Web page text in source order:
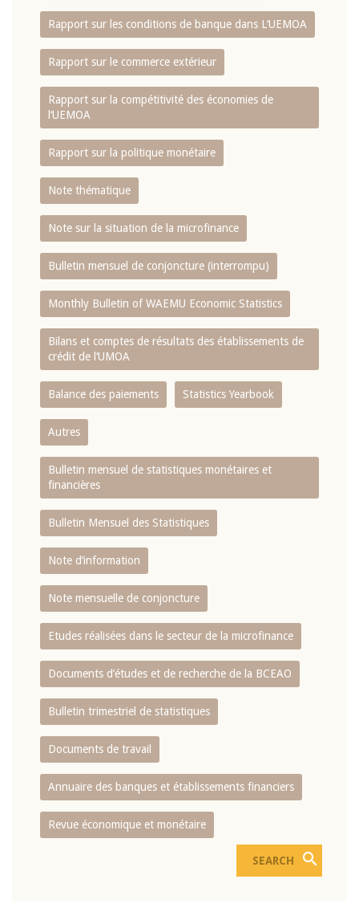
Rapport sur les conditions de banque dans L‘UEMOA
Rapport sur le commerce extérieur
Rapport sur la compétitivité des économies de
l‘UEMOA
Rapport sur la politique monétaire
Note thématique
Note sur la situation de la microfinance
Bulletin mensuel de conjoncture (interrompu)
Monthly Bulletin of WAEMU Economic Statistics
Bilans et comptes de résultats des établissements de
crédit de l‘UMOA
Balance des paiements Statistics Yearbook
Autres
Bulletin mensuel de statistiques monétaires et
financières
Bulletin Mensuel des Statistiques
Note d’information
Note mensuelle de conjoncture
Etudes réalisées dans le secteur de la microfinance
Documents d’études et de recherche de la BCEAO
Bulletin trimestriel de statistiques
Documents de travail
Annuaire des banques et établissements financiers
Revue économique et monétaire